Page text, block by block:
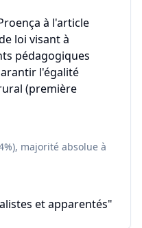
à l'article
loi visant à
pédagogiques
l'égalité
(première
majorité absolue à
et apparentés"